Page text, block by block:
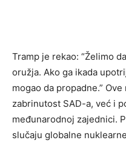
Tramp je rekao: “Želimo
oružja. Ako ga ikada
mogao da propadne.”
zabrinutost SAD-a, već i
međunarodnoj zajednici.
slučaju globalne